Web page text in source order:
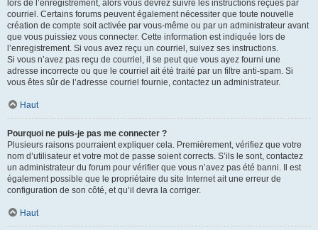
lors de l’enregistrement, alors vous devrez suivre les instructions reçues par
courriel. Certains forums peuvent également nécessiter que toute nouvelle
création de compte soit activée par vous-même ou par un administrateur avant
que vous puissiez vous connecter. Cette information est indiquée lors de
l’enregistrement. Si vous avez reçu un courriel, suivez ses instructions.
Si vous n’avez pas reçu de courriel, il se peut que vous ayez fourni une
adresse incorrecte ou que le courriel ait été traité par un filtre anti-spam. Si
vous êtes sûr de l’adresse courriel fournie, contactez un administrateur.
Haut
Pourquoi ne puis-je pas me connecter ?
Plusieurs raisons pourraient expliquer cela. Premièrement, vérifiez que votre
nom d’utilisateur et votre mot de passe soient corrects. S’ils le sont, contactez
un administrateur du forum pour vérifier que vous n’avez pas été banni. Il est
également possible que le propriétaire du site Internet ait une erreur de
configuration de son côté, et qu’il devra la corriger.
Haut